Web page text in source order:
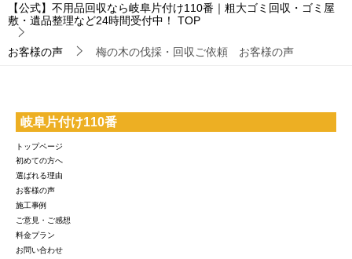
【公式】不用品回収なら岐阜片付け110番｜粗大ゴミ回収・ゴミ屋
敷・遺品整理など24時間受付中！
TOP
お客様の声 梅の木の伐採・回収ご依頼 お客様の声
岐阜片付け110番
トップページ
初めての方へ
選ばれる理由
お客様の声
施工事例
ご意見・ご感想
料金プラン
お問い合わせ